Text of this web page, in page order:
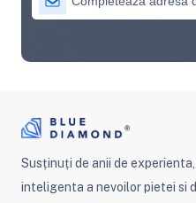
Susținuți de anii de
inteligenta a nevoilor pietei si